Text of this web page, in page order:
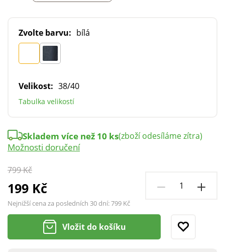
Zvolte barvu: bílá
Velikost: 38/40
Tabulka velikostí
799 Kč
199 Kč
Nejnižší cena za posledních 30 dní:799 Kč
Skladem více než 10 ks(zboží odesíláme zítra)
Možnosti doručení
Vložit do košíku